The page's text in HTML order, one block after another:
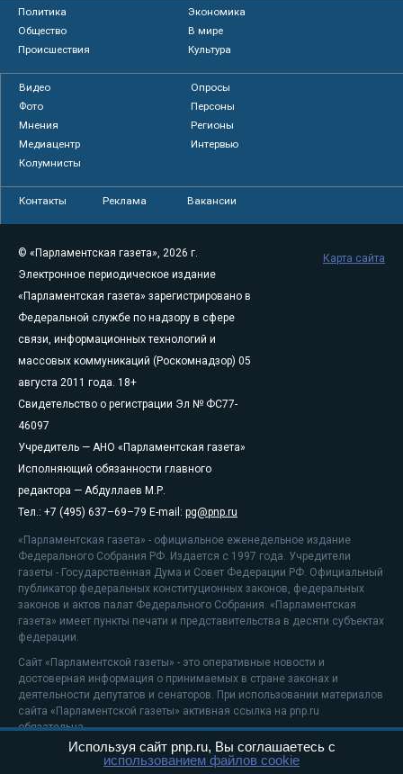
Политика
Экономика
Общество
В мире
Происшествия
Культура
Видео
Опросы
Фото
Персоны
Мнения
Регионы
Медиацентр
Интервью
Колумнисты
Контакты Реклама Вакансии
© «Парламентская газета», 2026 г.
Электронное периодическое издание
«Парламентская газета» зарегистрировано в
Федеральной службе по надзору в сфере
связи, информационных технологий и
массовых коммуникаций (Роскомнадзор) 05
августа 2011 года. 18+
Свидетельство о регистрации Эл № ФС77-
46097
Учредитель — АНО «Парламентская газета»
Исполняющий обязанности главного
редактора — Абдуллаев М.Р.
Тел.: +7 (495) 637–69–79 E-mail: pg@pnp.ru
«Парламентская газета» - официальное еженедельное издание
Федерального Собрания РФ. Издается с 1997 года. Учредители
газеты - Государственная Дума и Совет Федерации РФ. Официальный
публикатор федеральных конституционных законов, федеральных
законов и актов палат Федерального Собрания. «Парламентская
газета» имеет пункты печати и представительства в десяти субъектах
федерации.
Сайт «Парламентской газеты» - это оперативные новости и
достоверная информация о принимаемых в стране законах и
деятельности депутатов и сенаторов. При использовании материалов
сайта «Парламентской газеты» активная ссылка на pnp.ru
обязательна.
На информационном ресурсе применяютсярекомендательные
Карта сайта
Используя сайт pnp.ru, Вы соглашаетесь с
использованием файлов cookie